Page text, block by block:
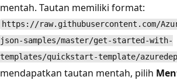
mentah. Tautan memiliki format:
https://raw.githubusercontent.com/
json-samples/master/get-started-with-
templates/quickstart-template/
mendapatkan tautan mentah, pilih